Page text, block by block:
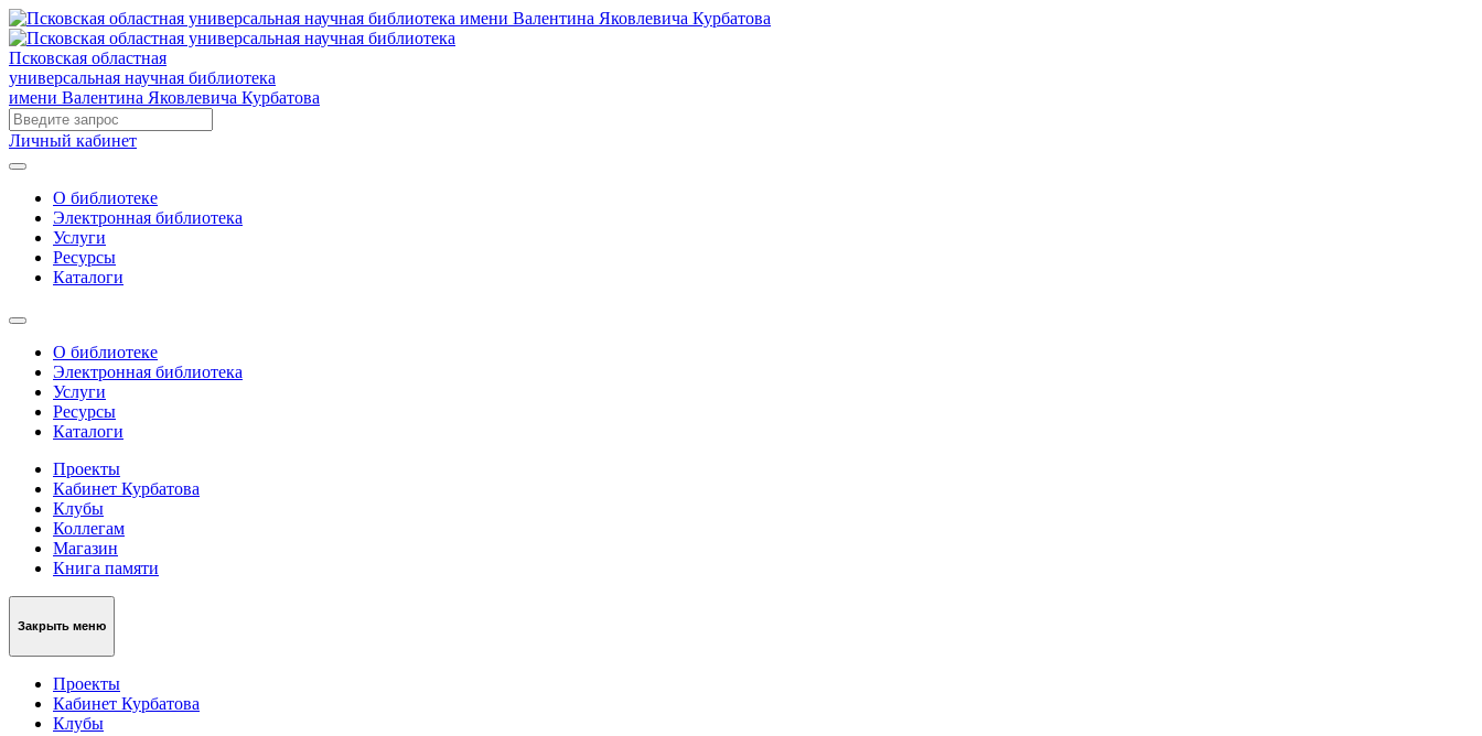
Псковская областная
универсальная научная библиотека
имени Валентина Яковлевича Курбатова
Личный кабинет
О библиотеке
Электронная библиотека
Услуги
Ресурсы
Каталоги
О библиотеке
Электронная библиотека
Услуги
Ресурсы
Каталоги
Проекты
Кабинет Курбатова
Клубы
Коллегам
Магазин
Книга памяти
Закрыть меню
Проекты
Кабинет Курбатова
Клубы